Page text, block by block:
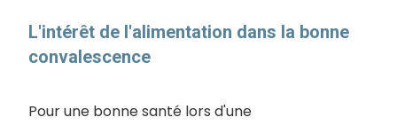
L'intérêt de l'alimentation dans la bonne
convalescence
Pour une bonne santé lors d'une